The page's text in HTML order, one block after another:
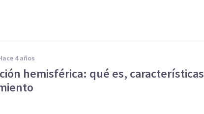
hace 4 años
hemisférica: qué es, características